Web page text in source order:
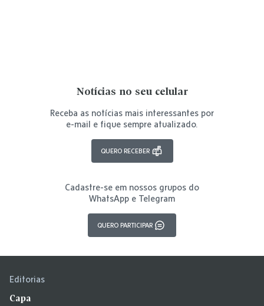
Notícias no seu celular
Receba as notícias mais interessantes por
e-mail e fique sempre atualizado.
QUERO RECEBER
Cadastre-se em nossos grupos do
WhatsApp e Telegram
QUERO PARTICIPAR
Editorias
Capa